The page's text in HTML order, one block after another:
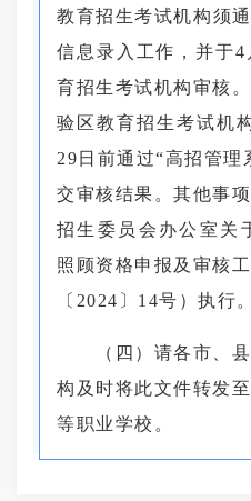
教育招生考试机构须
信息录入工作，并于
育招生考试机构审核
验区教育招生考试机
29日前通过“高招管理
交审核结果。其他事
招生委员会办公室关
照顾资格申报及审核
〔2024〕14号）执行。
（四）请各市、
构及时将此文件转发
等职业学校。